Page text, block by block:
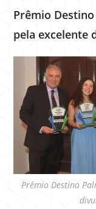
Prêmio
pela excelente
Prêmio Destino